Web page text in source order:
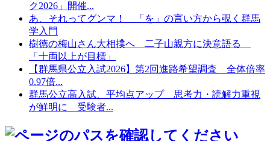
ク2026」開催...
あ、それってグンマ！ 「を」の言い方から覗く群馬
学入門
樹徳の梅山さん大相撲へ 二子山親方に決意語る
「十両以上が目標」
【群馬県公立入試2026】第2回進路希望調査 全体倍率
0.97倍...
群馬公立高入試、平均点アップ 思考力・読解力重視
が鮮明に 受験者...